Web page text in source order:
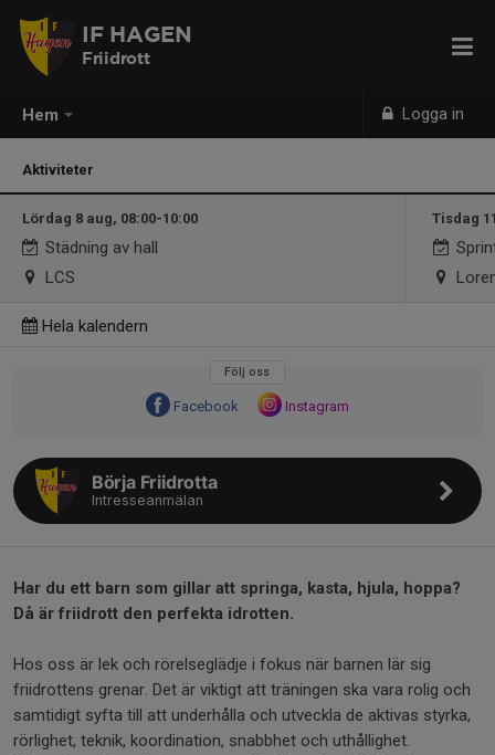
Hem Logga in
IF HAGEN
Friidrott
Aktiviteter
Lördag 8 aug, 08:00-10:00
Städning av hall
LCS
Tisdag
Hela kalendern
Följ oss
Facebook Instagram
Börja Friidrotta
Intresseanmälan
Har du ett barn som gillar att springa, kasta, hjula, hoppa?
Då är friidrott den perfekta idrotten.
Hos oss är lek och rörelseglädje i fokus när barnen lär sig
friidrottens grenar. Det är viktigt att träningen ska vara rolig och
samtidigt syfta till att underhålla och utveckla de aktivas styrka,
rörlighet, teknik, koordination, snabbhet och uthållighet.